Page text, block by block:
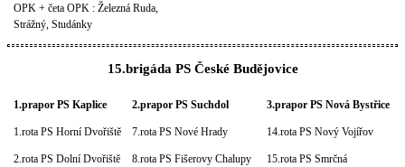
OPK + četa OPK : Železná Ruda,
Strážný, Studánky
15.brigáda PS České Budějovice
1.prapor PS Kaplice 2.prapor PS Suchdol 3.prapor PS Nová Bystřice
1.rota PS Horní Dvořiště 7.rota PS Nové Hrady 14.rota PS Nový Vojířov
2.rota PS Dolní Dvořiště 8.rota PS Fišerovy Chalupy 15.rota PS Smrčná